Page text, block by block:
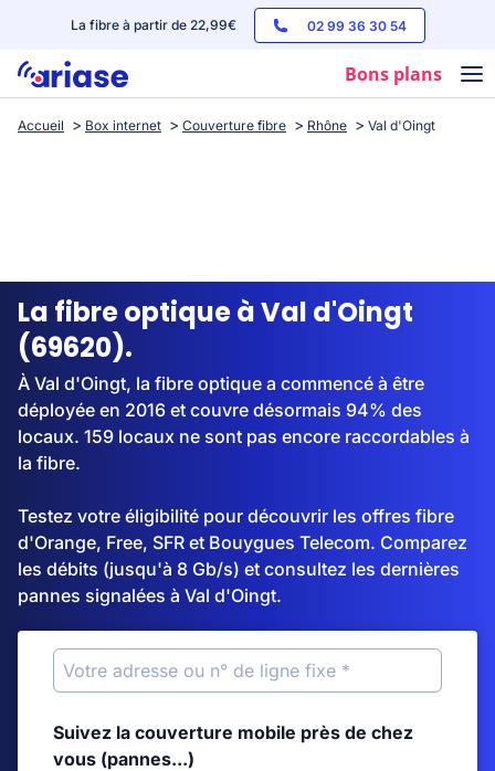
La fibre à partir de 22,99€ 02 99 36 30 54
Bons plans
Box internet
Streaming
Accueil Box internet Couverture fibre Rhône Val d'Oingt
La fibre optique à Val d'Oingt
(69620).
À Val d'Oingt, la fibre optique a commencé à être
déployée en 2016 et couvre désormais 94% des
locaux. 159 locaux ne sont pas encore raccordables à
la fibre.
Testez votre éligibilité pour découvrir les offres fibre
d'Orange, Free, SFR et Bouygues Telecom. Comparez
les débits (jusqu'à 8 Gb/s) et consultez les dernières
pannes signalées à Val d'Oingt.
Suivez la couverture mobile près de chez
vous (pannes...)